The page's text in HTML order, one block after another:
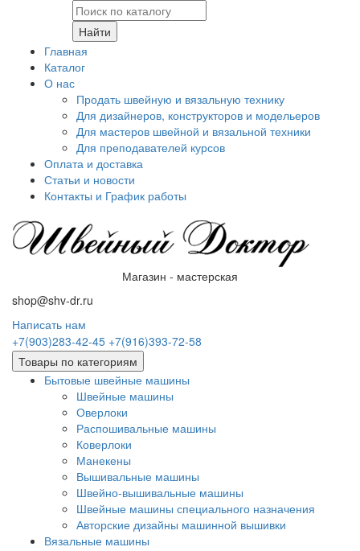
Найти
Главная
Каталог
О нас
Продать швейную и вязальную технику
Для дизайнеров, конструкторов и модельеров
Для мастеров швейной и вязальной техники
Для преподавателей курсов
Оплата и доставка
Статьи и новости
Контакты и График работы
Магазин - мастерская
shop@shv-dr.ru
Написать нам
+7(903)283-42-45 +7(916)393-72-58
Товары по категориям
Бытовые швейные машины
Швейные машины
Оверлоки
Распошивальные машины
Коверлоки
Манекены
Вышивальные машины
Швейно-вышивальные машины
Швейные машины специального назначения
Авторские дизайны машинной вышивки
Вязальные машины